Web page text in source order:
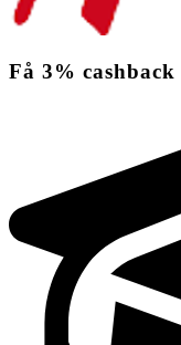
Få 3% cashback